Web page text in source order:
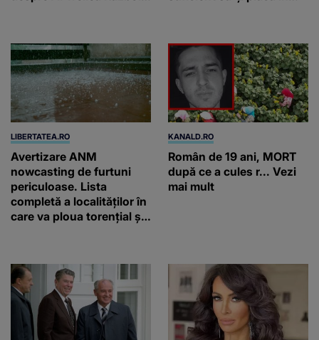
LIBERTATEA.RO
Avertizare ANM
nowcasting de furtuni
periculoase. Lista
completă a localităților în
care va ploua torențial și
KANALD.RO
Român de 19 ani, MORT
după ce a cules r... Vezi
mai mult